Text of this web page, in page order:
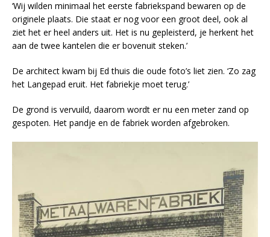
‘Wij wilden minimaal het eerste fabriekspand bewaren op de
originele plaats. Die staat er nog voor een groot deel, ook al
ziet het er heel anders uit. Het is nu gepleisterd, je herkent het
aan de twee kantelen die er bovenuit steken.’
De architect kwam bij Ed thuis die oude foto’s liet zien. ‘Zo zag
het Langepad eruit. Het fabriekje moet terug.’
De grond is vervuild, daarom wordt er nu een meter zand op
gespoten. Het pandje en de fabriek worden afgebroken.